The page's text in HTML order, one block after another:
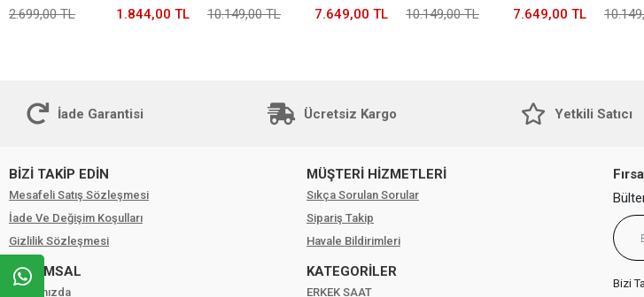
Saati
2.699,00 TL 1.844,00 TL
Tasarım Kordon 2 Yıl Garantili 5
Atm Kadın Kol Saati+Bileklik
10.149,00 TL 7.649,00 TL
Tasarım Kordon 2 Yıl Garantili 5
Atm Kadın Kol Saati+Bileklik
10.149,00 TL 7.649,00 TL
Atm
İade Garantisi Ücretsiz Kargo Yetkili Satıcı
BİZİ TAKİP EDİN
Mesafeli Satış Sözleşmesi
İade Ve Değişim Koşulları
Gizlilik Sözleşmesi
KURUMSAL
Hakkımızda
MÜŞTERİ HİZMETLERİ
Sıkça Sorulan Sorular
Sipariş Takip
Havale Bildirimleri
KATEGORİLER
ERKEK SAAT
Bizi